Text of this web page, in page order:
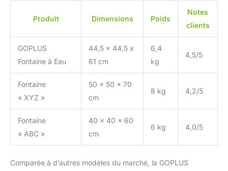
Produit Dimensions Poids
Notes
clients
GOPLUS
Fontaine à Eau
44,5 x 44,5 x
61 cm
6,4
kg
4,5/5
Fontaine
« XYZ »
50 x 50 x 70
cm
8 kg 4,2/5
Fontaine
« ABC »
40 x 40 x 60
cm
6 kg 4,0/5
Comparée à d’autres modèles du marché, la GOPLUS